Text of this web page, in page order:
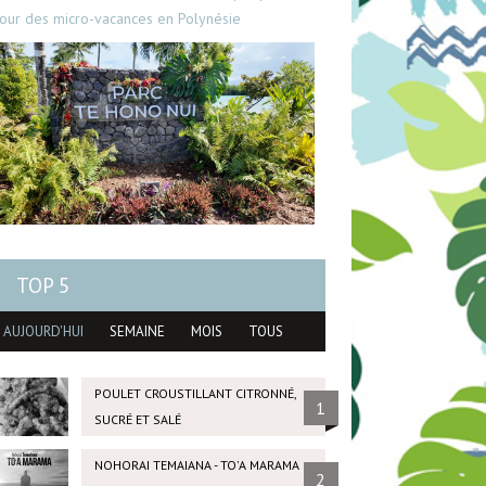
des micro-vacances en Polynésie
TOP 5
AUJOURD'HUI SEMAINE MOIS TOUS
POULET CROUSTILLANT CITRONNÉ,
SUCRÉ ET SALÉ
1
NOHORAI TEMAIANA - TO'A MARAMA
2